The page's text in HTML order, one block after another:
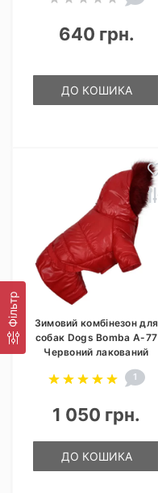
Фільтр
640 грн.
ДО КОШИКА
Зимовий комбінезон для
собак Dogs Bomba A-77
Червоний лакований
1
1 050 грн.
ДО КОШИКА